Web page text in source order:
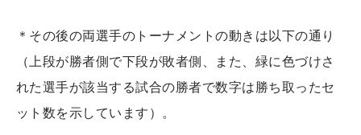
＊その後の両選手のトーナメントの動きは以下の通り
（上段が勝者側で下段が敗者側、また、緑に色づけさ
れた選手が該当する試合の勝者で数字は勝ち取ったセ
ット数を示しています）。